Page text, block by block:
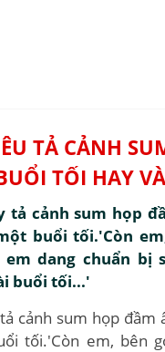
TẢ CẢNH
TỐI HAY
tả cảnh sum họp
buổi tối.'Còn
dang chuẩn bị
buổi tối...'
cảnh sum họp đầm
tối.'Còn em, bên